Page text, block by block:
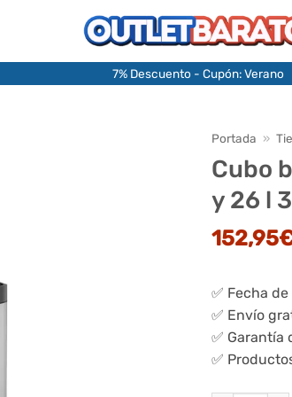
7% Descuento - Cupón: Verano
Portada »
Cubo
y 26 l
152,95
✅ Fecha
✅ Envío
✅ Garantía
✅